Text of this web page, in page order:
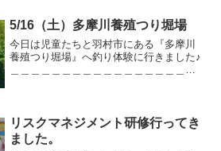
＿＿＿＿＿＿＿＿＿...
5/16（土）多摩川養殖つり堀場
今日は児童たちと羽村市にある『多摩川
養殖つり堀場』へ釣り体験に行きました♪
れて掛かったら竿を交代...
リスクマネジメント研修行ってき
ました。